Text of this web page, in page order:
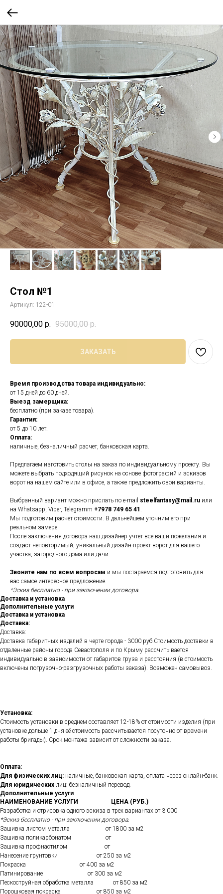
Стол №1
Артикул: 122-01
90000,00 р. 95000,00 р.
ЗАКАЗАТЬ
Время производства товара индивидуально:
от 15 дней до 60 дней.
Выезд замерщика:
бесплатно (при заказе товара).
Гарантия:
от 5 до 10 лет.
Оплата:
наличные, безналичный расчет, банковская карта.
Предлагаем изготовить столы на заказ по индивидуальному проекту. Вы
можете выбрать подходящий рисунок на основе фотографий и эскизов
ворот на нашем сайте или в офисе, а также предложить свои варианты.
Выбранный вариант можно прислать по e-mail steelfantasy@mail.ru или
на Whatsapp, Viber, Telegramm +7978 749 65 41 .
Мы подготовим расчет стоимости. В дальнейшем уточним его при
реальном замере.
После заключения договора наш дизайнер учтет все ваши пожелания и
создаст неповторимый, уникальный дизайн-проект ворот для вашего
участка, загородного дома или дачи.
Звоните нам по всем вопросам и мы постараемся подготовить для
вас самое интересное предложение.
*Эскиз бесплатно - при заключении договора.
Доставка и установка
Дополнительные услуги
Доставка и установка
Доставка:
Доставка:
Доставка габаритных изделий в черте города - 3000 руб.Стоимость доставки в
отдаленные районы города Севастополя и по Крыму рассчитывается
индивидуально в зависимости от габаритов груза и расстояния (в стоимость
включены погрузочно-разгрузочных работы заказа). Возможен самовывоз.
Установка:
Стоимость установки в среднем составляет 12-18% от стоимости изделия (при
установке дольше 1 дня её стоимость рассчитывается посуточно от времени
работы бригады). Срок монтажа зависит от сложности заказа.
Оплата:
Для физических лиц: наличные, банковская карта, оплата через онлайн-банк.
Для юридических лиц: безналичный перевод.
Дополнительные услуги
НАИМЕНОВАНИЕ УСЛУГИ
ЦЕНА (РУБ.)
Разработка и отрисовка одного эскиза в трех вариантах от 3 000
*Эскиз бесплатно - при заключении договора.
Зашивка листом металла от 1800 за м2
Зашивка поликарбонатом от
Зашивка профнастилом от
Нанесение грунтовки от 250 за м2
Покраска от 400 за м2
Патинирование от 300 за м2
Пескоструйная обработка металла от 850 за м2
Порошковая покраска от 850 за м2